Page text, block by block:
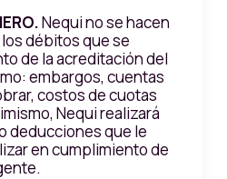
Nequi no se hacen
débitos que se
de la acreditación del
embargos, cuentas
costos de cuotas
Nequi realizará
deducciones que le
en cumplimiento de